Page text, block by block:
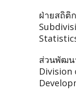
ฝ่ายสถิติ
ส่วนพัฒน
Division